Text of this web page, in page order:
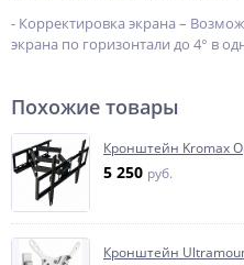
- Корректировка экрана –
экрана по горизонтали до 4° в
Похожие товары
Кронштейн Kromax
5 250 руб.
Кронштейн